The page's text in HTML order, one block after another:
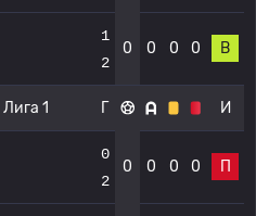
1
2
0 0 0 0 В
Лига 1 Г И
0
2
0 0 0 0 П